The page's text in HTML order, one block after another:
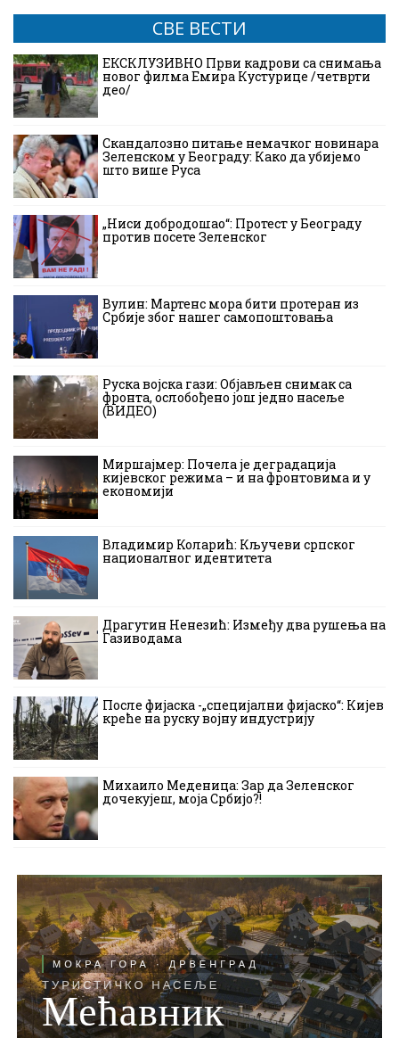
СВЕ ВЕСТИ
ЕКСКЛУЗИВНО Први кадрови са снимања
новог филма Емира Кустурице /четврти
део/
Скандалозно питање немачког новинара
Зеленском у Београду: Како да убијемо
што више Руса
„Ниси добродошао“: Протест у Београду
против посете Зеленског
Вулин: Мартенс мора бити протеран из
Србије због нашег самопоштовања
Руска војска гази: Објављен снимак са
фронта, ослобођено још једно насеље
(ВИДЕО)
Миршајмер: Почела је деградација
кијевског режима – и на фронтовима и у
економији
Владимир Коларић: Кључеви српског
националног идентитета
Драгутин Ненезић: Између два рушења на
Газиводама
После фијаска -„специјални фијаско“: Кијев
креће на руску војну индустрију
Михаило Меденица: Зар да Зеленског
дочекујеш, моја Србијо?!